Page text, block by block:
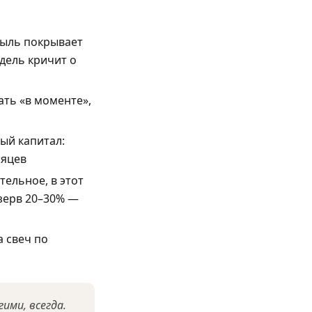
покрывает
кричит о
«в моменте»,
капитал:
в этот
20–30% —
свеч по
всегда.